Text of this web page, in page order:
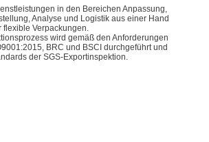
in den Bereichen Anpassung,
Analyse und Logistik aus einer Hand
flexible Verpackungen.
wird gemäß den Anforderungen
BRC und BSCI durchgeführt und
der SGS-Exportinspektion.